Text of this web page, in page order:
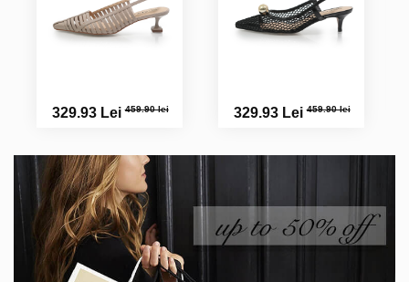
329.93 Lei459.90 lei 329.93 Lei459.90 lei